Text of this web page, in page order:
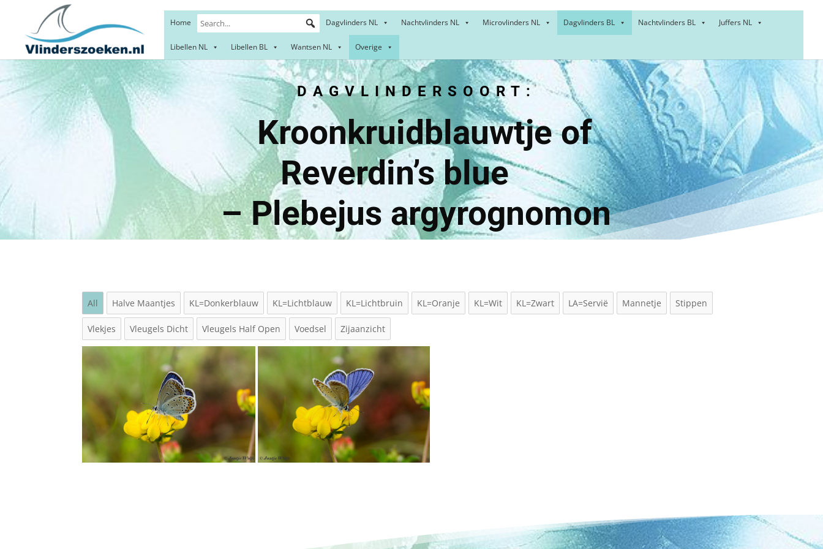
Home Dagvlinders NL Nachtvlinders NL Microvlinders NL Dagvlinders BL Nachtvlinders BL Juffers NL
Libellen NL Libellen BL Wantsen NL Overige
DAGVLINDERSOORT:
Kroonkruidblauwtje of
Reverdin’s blue
– Plebejus argyrognomon
All Halve Maantjes KL=Donkerblauw KL=Lichtblauw KL=Lichtbruin KL=Oranje KL=Wit KL=Zwart LA=Servië Mannetje Stippen
Vlekjes Vleugels Dicht Vleugels Half Open Voedsel Zijaanzicht